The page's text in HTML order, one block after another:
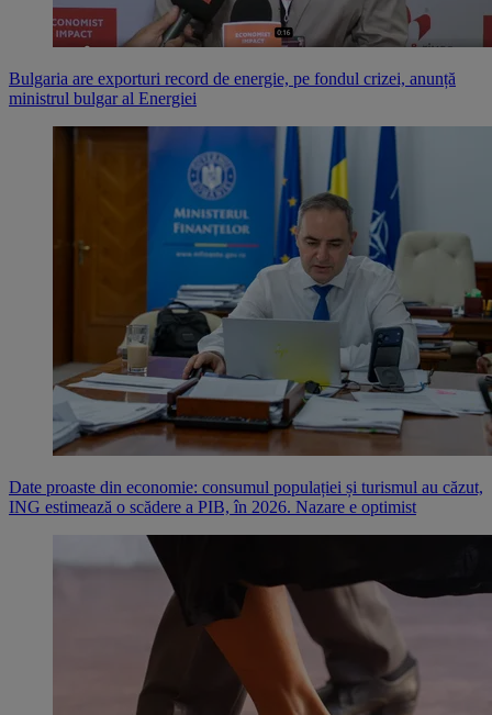
Bulgaria are exporturi record de energie, pe fondul crizei, anunță
ministrul bulgar al Energiei
Date proaste din economie: consumul populației și turismul au căzut,
ING estimează o scădere a PIB, în 2026. Nazare e optimist